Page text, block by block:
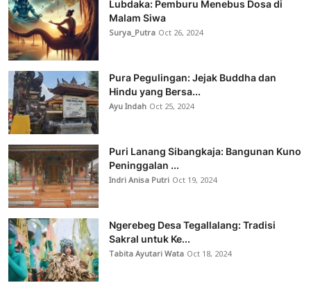
Lubdaka: Pemburu Menebus Dosa di
Malam Siwa
Surya_Putra Oct 26, 2024
Pura Pegulingan: Jejak Buddha dan
Hindu yang Bersa...
Ayu Indah Oct 25, 2024
Puri Lanang Sibangkaja: Bangunan Kuno
Peninggalan ...
Indri Anisa Putri Oct 19, 2024
Ngerebeg Desa Tegallalang: Tradisi
Sakral untuk Ke...
Tabita Ayutari Wata Oct 18, 2024